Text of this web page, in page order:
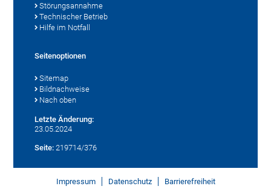
Störungsannahme
Technischer Betrieb
Hilfe im Notfall
Seitenoptionen
Sitemap
Bildnachweise
Nach oben
Letzte Änderung:
23.05.2024
Seite: 219714/376
Impressum Datenschutz Barrierefreiheit